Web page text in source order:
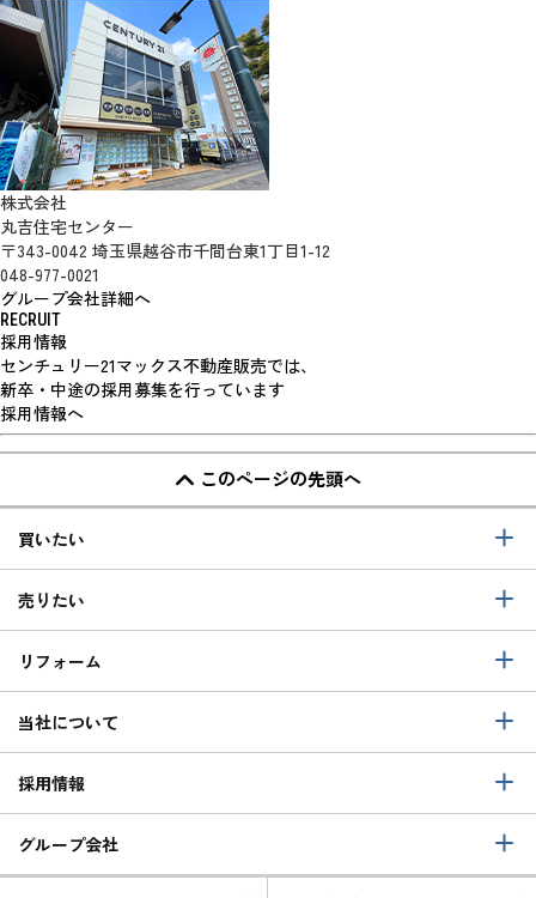
株式会社
丸吉住宅センター
〒343-0042 埼玉県越谷市千間台東1丁目1-12
048-977-0021
グループ会社詳細へ
RECRUIT
採用情報
センチュリー21マックス不動産販売では、
新卒・中途の採用募集を行っています
採用情報へ
このページの先頭へ
買いたい
売りたい
リフォーム
当社について
採用情報
グループ会社